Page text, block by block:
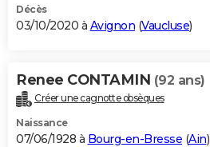
Décès
03/10/2020 à Avignon (Vaucluse)
Renee CONTAMIN (92 ans)
Créer une cagnotte obsèques
Naissance
07/06/1928 à Bourg-en-Bresse (Ain)